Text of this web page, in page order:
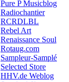
Pure P Musicblog
Radiochantier
RCRDLBL
Rebel Art
Renaissance Soul
Rotaug.com
Sampleur-Samplé
Selected Store
HHV.de Weblog